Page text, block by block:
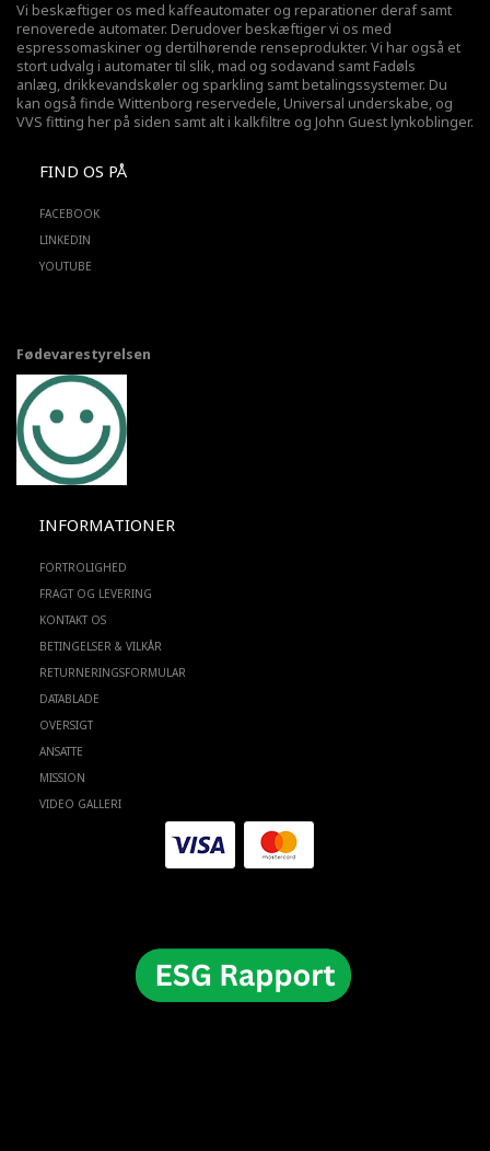
Vi beskæftiger os med kaffeautomater og reparationer deraf samt
renoverede automater. Derudover beskæftiger vi os med
espressomaskiner og dertilhørende renseprodukter. Vi har også et
stort udvalg i automater til slik, mad og sodavand samt Fadøls
anlæg, drikkevandskøler og sparkling samt betalingssystemer. Du
kan også finde Wittenborg reservedele, Universal underskabe, og
VVS fitting her på siden samt alt i kalkfiltre og John Guest lynkoblinger.
FIND OS PÅ
FACEBOOK
LINKEDIN
YOUTUBE
Fødevarestyrelsen
INFORMATIONER
FORTROLIGHED
FRAGT OG LEVERING
KONTAKT OS
BETINGELSER & VILKÅR
RETURNERINGSFORMULAR
DATABLADE
OVERSIGT
ANSATTE
MISSION
VIDEO GALLERI